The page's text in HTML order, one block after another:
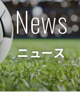
News
ニュース